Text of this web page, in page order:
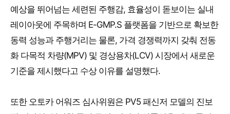
예상을 뛰어넘는 세련된 주행감, 효율성이 돋보이는 실내
레이아웃에 주목하며 E-GMP.S 플랫폼을 기반으로 확보한
동력 성능과 주행거리는 물론, 가격 경쟁력까지 갖춰 전동
화 다목적 차량(MPV) 및 경상용차(LCV) 시장에서 새로운
기준을 제시했다고 수상 이유를 설명했다.
또한 오토카 어워즈 심사위원은 PV5 패신저 모델의 진보